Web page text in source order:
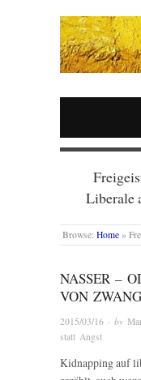
Liberale
Browse: Home »
NASSER –
VON
2015/03/16 · by
statt Angst
Kidnapping auf